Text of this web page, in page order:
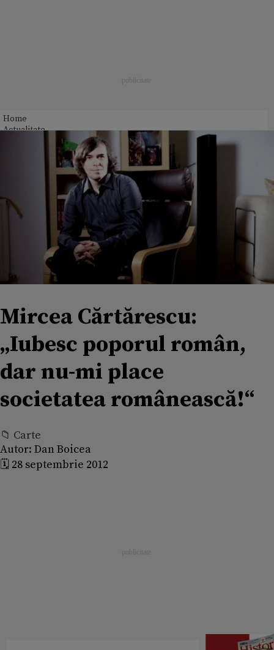
Home
Actualitate
Mircea Cărtărescu:
„Iubesc poporul român,
dar nu-mi place
societatea românească!“
📁 Carte
Autor: Dan Boicea
🗓️ 28 septembrie 2012